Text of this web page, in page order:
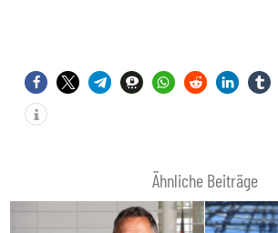
Ähnliche Beiträge